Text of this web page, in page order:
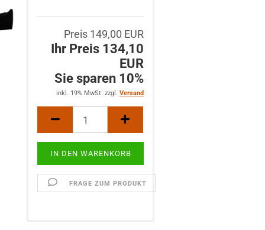
Preis 149,00 EUR
Ihr Preis 134,10
EUR
Sie sparen 10%
inkl. 19% MwSt. zzgl. Versand
FRAGE ZUM PRODUKT